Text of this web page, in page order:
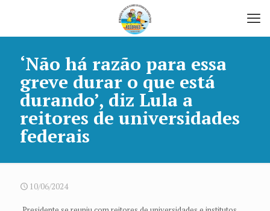
‘Não há razão para essa
greve durar o que está
durando’, diz Lula a
reitores de universidades
federais
10/06/2024